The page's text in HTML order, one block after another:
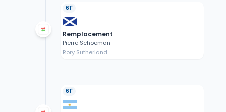
61'
Remplacement
Pierre Schoeman
Rory Sutherland
61'